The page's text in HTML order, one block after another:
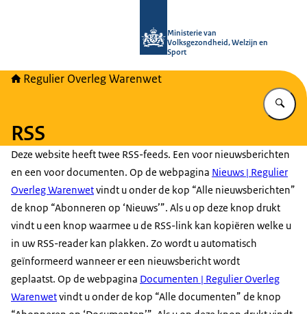
Ministerie van
Volksgezondheid, Welzijn en
Sport
Regulier Overleg Warenwet
RSS
Deze website heeft twee RSS-feeds. Een voor nieuwsberichten
en een voor documenten. Op de webpagina Nieuws | Regulier
Overleg Warenwetvindt u onder de kop “Alle nieuwsberichten”
de knop “Abonneren op ‘Nieuws’”. Als u op deze knop drukt
vindt u een knop waarmee u de RSS-link kan kopiëren welke u
in uw RSS-reader kan plakken. Zo wordt u automatisch
geïnformeerd wanneer er een nieuwsbericht wordt
geplaatst. Op de webpagina Documenten | Regulier Overleg
Warenwetvindt u onder de kop “Alle documenten” de knop